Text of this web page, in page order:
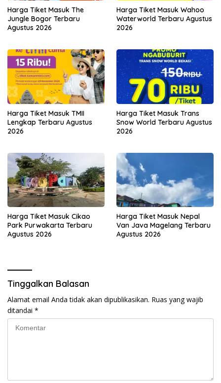
Harga Tiket Masuk The
Jungle Bogor Terbaru
Agustus 2026
Harga Tiket Masuk Wahoo
Waterworld Terbaru Agustus
2026
Harga Tiket Masuk TMII
Lengkap Terbaru Agustus
2026
Harga Tiket Masuk Trans
Snow World Terbaru Agustus
2026
Harga Tiket Masuk Cikao
Park Purwakarta Terbaru
Agustus 2026
Harga Tiket Masuk Nepal
Van Java Magelang Terbaru
Agustus 2026
Tinggalkan Balasan
Alamat email Anda tidak akan dipublikasikan. Ruas yang wajib
ditandai *